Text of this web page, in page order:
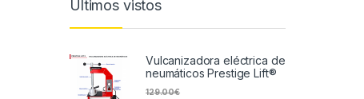
Últimos vistos
Vulcanizadora eléctrica de
neumáticos Prestige Lift®
129.00€